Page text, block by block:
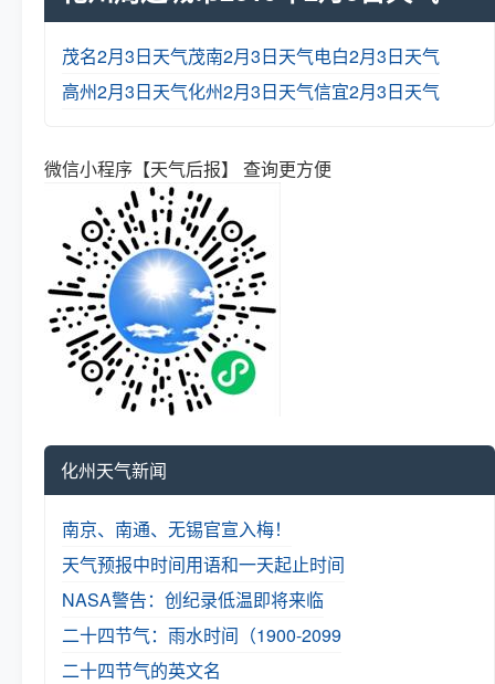
茂名2月3日天气茂南2月3日天气电白2月3日天气
高州2月3日天气化州2月3日天气信宜2月3日天气
微信小程序【天气后报】 查询更方便
化州天气新闻
南京、南通、无锡官宣入梅！
天气预报中时间用语和一天起止时间
NASA警告：创纪录低温即将来临
二十四节气：雨水时间（1900-2099
二十四节气的英文名